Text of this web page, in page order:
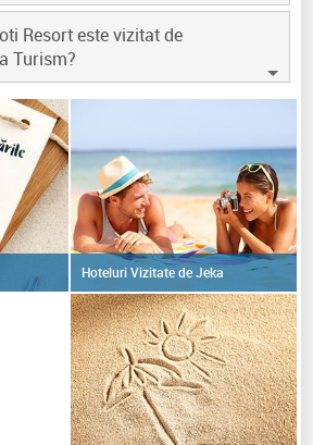
Resort este vizitat de
Turism?
Hoteluri Vizitate de Jeka